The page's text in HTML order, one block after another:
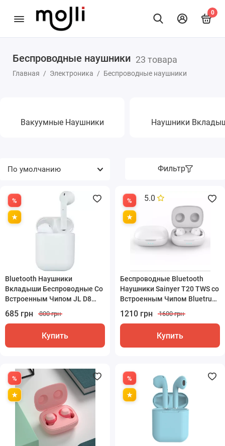
0
Беспроводные наушники 23 товара
Главная Электроника Беспроводные наушники
Беспроводные наушники
Вакуумные Наушники Наушники
Фильтр
Bluetooth Наушники
Вкладыши Беспроводные Со
Встроенным Чипом JL D8
Inpods 12 Белые
685 грн 800 грн
Купить
5.0
Беспроводные Bluetooth
Наушники Sainyer T20 TWS со
Встроенным Чипом Bluetrum
Белые
1210 грн 1600 грн
Купить